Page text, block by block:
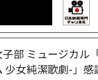
部 ミュージカル
少女純潔歌劇-」感